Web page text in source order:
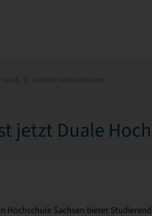
sind. Leitbild und Leitlinien
jetzt Duale
Hochschule Sachsen bietet